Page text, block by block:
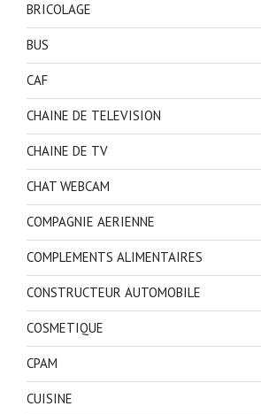
BRICOLAGE
BUS
CAF
CHAINE DE TELEVISION
CHAINE DE TV
CHAT WEBCAM
COMPAGNIE AERIENNE
COMPLEMENTS ALIMENTAIRES
CONSTRUCTEUR AUTOMOBILE
COSMETIQUE
CPAM
CUISINE